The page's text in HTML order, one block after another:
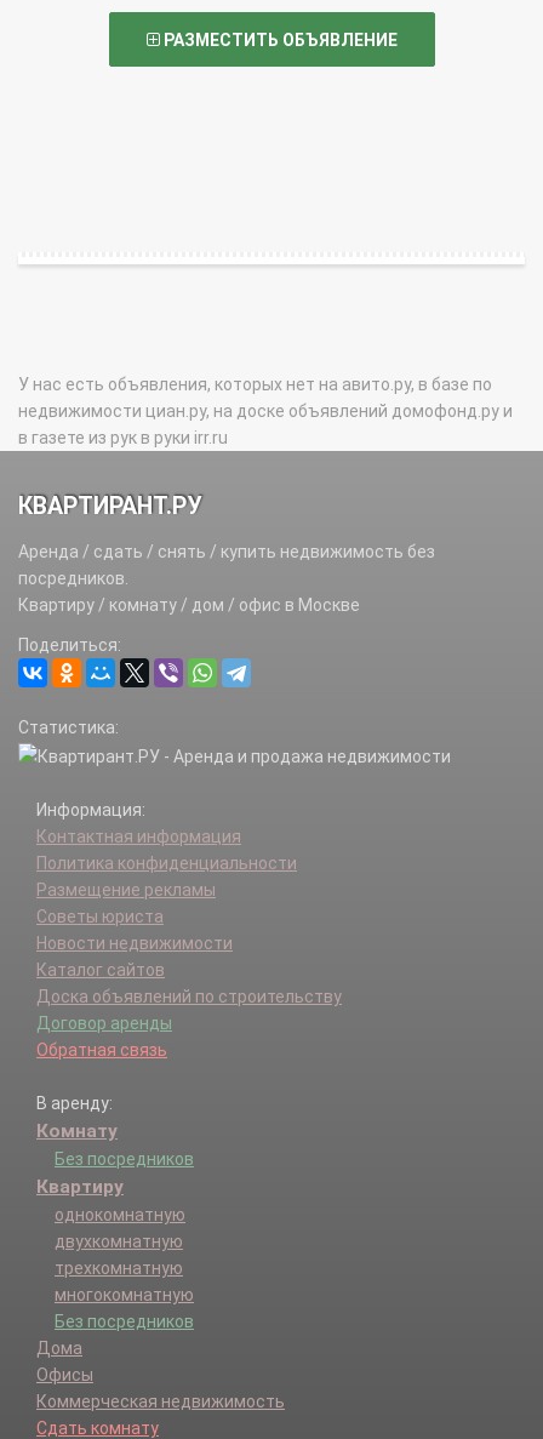
РАЗМЕСТИТЬ ОБЪЯВЛЕНИЕ
У нас есть объявления, которых нет на авито.ру, в базе по
недвижимости циан.ру, на доске объявлений домофонд.ру и
в газете из рук в руки irr.ru
КВАРТИРАНТ.РУ
Аренда / сдать / снять / купить недвижимость без
посредников.
Квартиру / комнату / дом / офис в Москве
Поделиться:
Статистика:
Информация:
Контактная информация
Политика конфиденциальности
Размещение рекламы
Советы юриста
Новости недвижимости
Каталог сайтов
Доска объявлений по строительству
Договор аренды
Обратная связь
В аренду:
Комнату
Без посредников
Квартиру
однокомнатную
двухкомнатную
трехкомнатную
многокомнатную
Без посредников
Дома
Офисы
Коммерческая недвижимость
Сдать комнату